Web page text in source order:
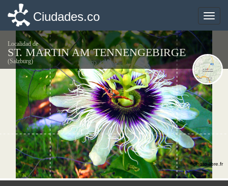
Toggle
Ciudades.co
Localidad de
ST. MARTIN AM TENNENGEBIRGE
(Salzburg)
©photo-libre.fr
Toggle
Ciudades.co